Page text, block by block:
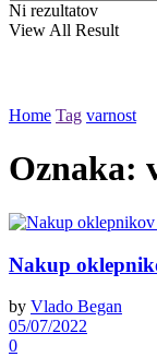
Ni rezultatov
View All Result
Home Tag varnost
Oznaka:
Nakup
by Vlado Began
05/07/2022
0